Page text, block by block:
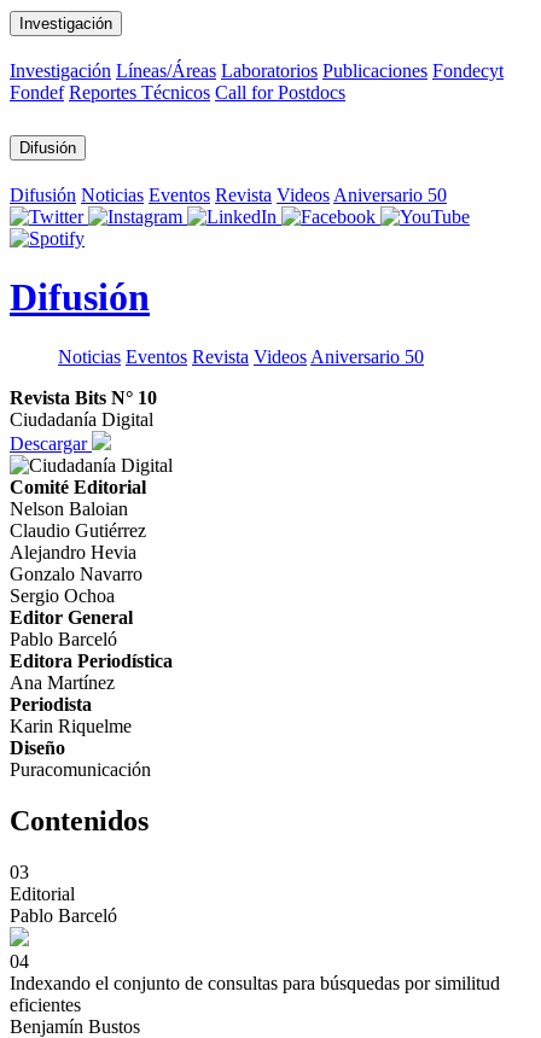
Investigación
Investigación Líneas/Áreas Laboratorios Publicaciones Fondecyt
Fondef Reportes Técnicos Call for Postdocs
Difusión
Difusión Noticias Eventos Revista Videos Aniversario 50
Difusión
Noticias Eventos Revista Videos Aniversario 50
Revista Bits N° 10
Ciudadanía Digital
Descargar
Comité Editorial
Nelson Baloian
Claudio Gutiérrez
Alejandro Hevia
Gonzalo Navarro
Sergio Ochoa
Editor General
Pablo Barceló
Editora Periodística
Ana Martínez
Periodista
Karin Riquelme
Diseño
Puracomunicación
Contenidos
03
Editorial
Pablo Barceló
04
Indexando el conjunto de consultas para búsquedas por similitud
eficientes
Benjamín Bustos